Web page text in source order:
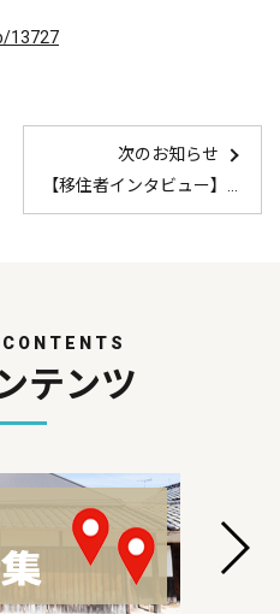
13727
次のお知らせ
テンツ